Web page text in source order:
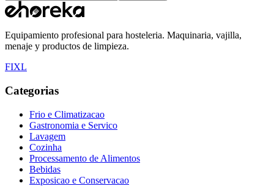
Equipamiento profesional para hosteleria. Maquinaria, vajilla,
menaje y productos de limpieza.
FIXL
Categorias
Frio e Climatizacao
Gastronomia e Servico
Lavagem
Cozinha
Processamento de Alimentos
Bebidas
Exposicao e Conservacao